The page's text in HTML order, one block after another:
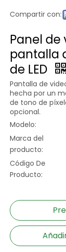
Compartir con:
Panel
pantalla
de LED
Pantalla de
hecha por un
de tono de
opcional.
Modelo:
Marca del
producto:
Código De
Producto: